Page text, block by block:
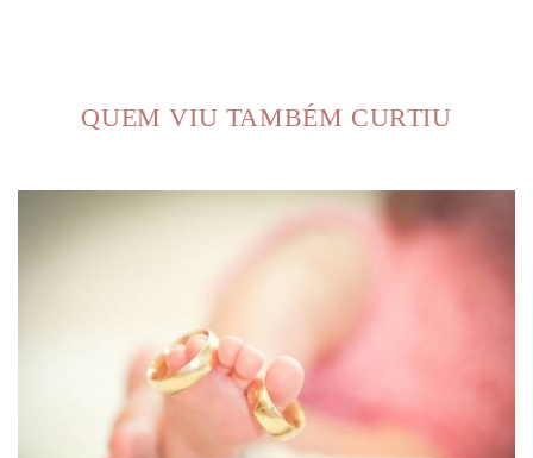
QUEM VIU TAMBÉM CURTIU